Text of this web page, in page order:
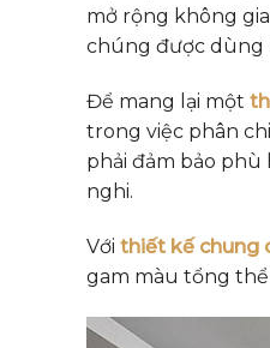
mở rộng không
chúng được dùng
Để mang lại một
trong việc phân
phải đảm bảo
nghi.
Với thiết kế chung
gam màu tổng